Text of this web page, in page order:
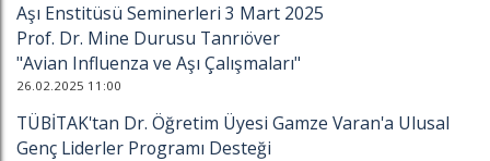
Aşı Enstitüsü Seminerleri 3 Mart 2025
Prof. Dr. Mine Durusu Tanrıöver
"Avian Influenza ve Aşı Çalışmaları"
26.02.2025 11:00
TÜBİTAK'tan Dr. Öğretim Üyesi Gamze Varan'a Ulusal
Genç Liderler Programı Desteği